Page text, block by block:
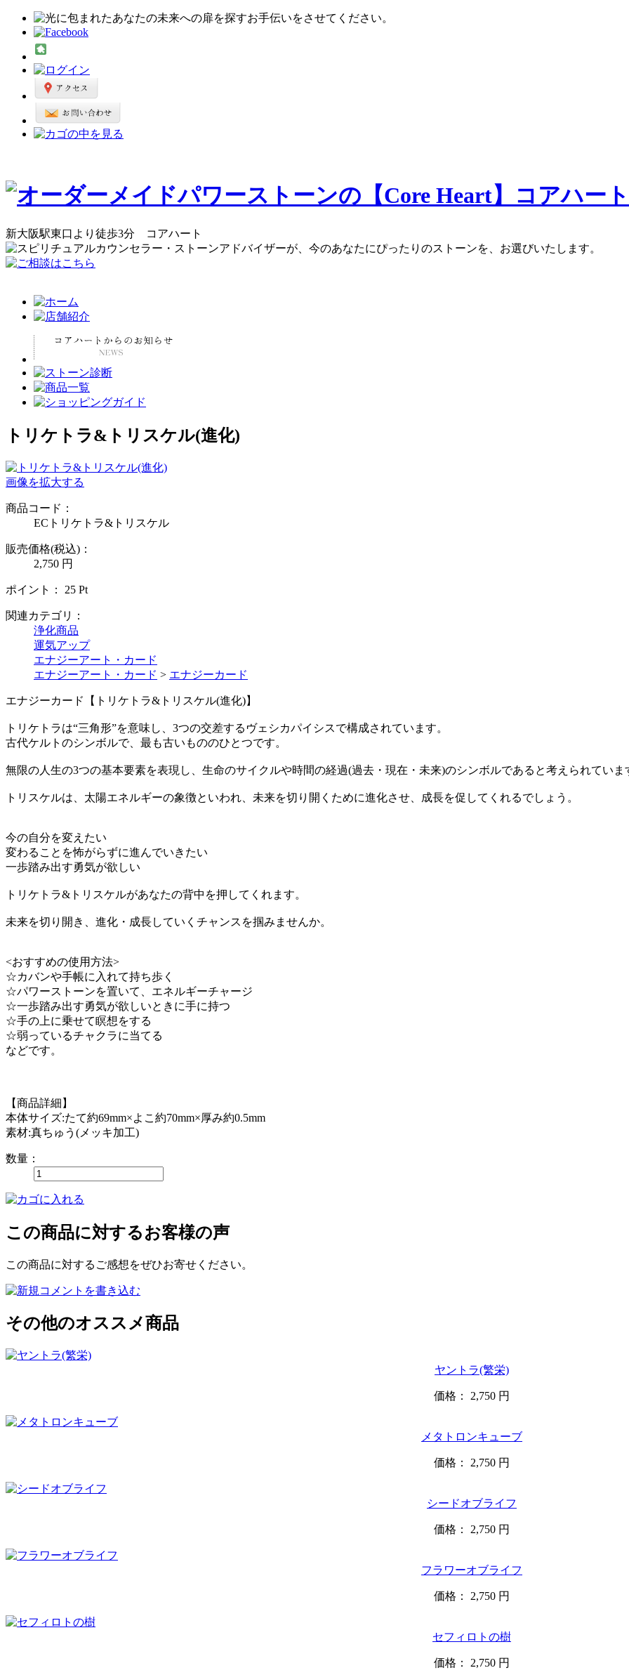
新大阪駅東口より徒歩3分 コアハート
トリケトラ&トリスケル(進化)
画像を拡大する
商品コード：
ECトリケトラ&トリスケル
販売価格(税込)：
2,750 円
ポイント： 25 Pt
関連カテゴリ：
浄化商品
運気アップ
エナジーアート・カード
エナジーアート・カード > エナジーカード
エナジーカード【トリケトラ&トリスケル(進化)】
トリケトラは“三角形”を意味し、3つの交差するヴェシカパイシスで構成されています。
古代ケルトのシンボルで、最も古いもののひとつです。
無限の人生の3つの基本要素を表現し、生命のサイクルや時間の経過(過去・現在・未来)のシンボルであると考えられていま
トリスケルは、太陽エネルギーの象徴といわれ、未来を切り開くために進化させ、成長を促してくれるでしょう。
今の自分を変えたい
変わることを怖がらずに進んでいきたい
一歩踏み出す勇気が欲しい
トリケトラ&トリスケルがあなたの背中を押してくれます。
未来を切り開き、進化・成長していくチャンスを掴みませんか。
<おすすめの使用方法>
☆カバンや手帳に入れて持ち歩く
☆パワーストーンを置いて、エネルギーチャージ
☆一歩踏み出す勇気が欲しいときに手に持つ
☆手の上に乗せて瞑想をする
☆弱っているチャクラに当てる
などです。
【商品詳細】
本体サイズ:たて約69mm×よこ約70mm×厚み約0.5mm
素材:真ちゅう(メッキ加工)
数量：
この商品に対するお客様の声
この商品に対するご感想をぜひお寄せください。
その他のオススメ商品
ヤントラ(繁栄)
価格： 2,750 円
メタトロンキューブ
価格： 2,750 円
シードオブライフ
価格： 2,750 円
フラワーオブライフ
価格： 2,750 円
セフィロトの樹
価格： 2,750 円